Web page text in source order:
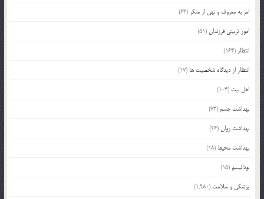
امر به معروف و نهی از منکر (63)
امور تربیتی فرزندان(51)
انتظار (164)
انتظار از دیدگاه شخصیت ها (17)
اهل بیت (104)
بهداشت جسم(73)
بهداشت روان(26)
بهداشت محیط (18)
بودائیسم(15)
پزشکی و سلامت (1,980)